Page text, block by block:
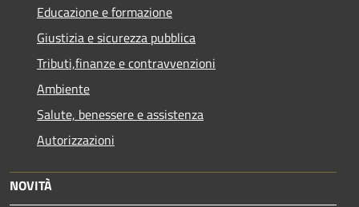
Educazione e formazione
Giustizia e sicurezza pubblica
Tributi,finanze e contravvenzioni
Ambiente
Salute, benessere e assistenza
Autorizzazioni
NOVITÀ